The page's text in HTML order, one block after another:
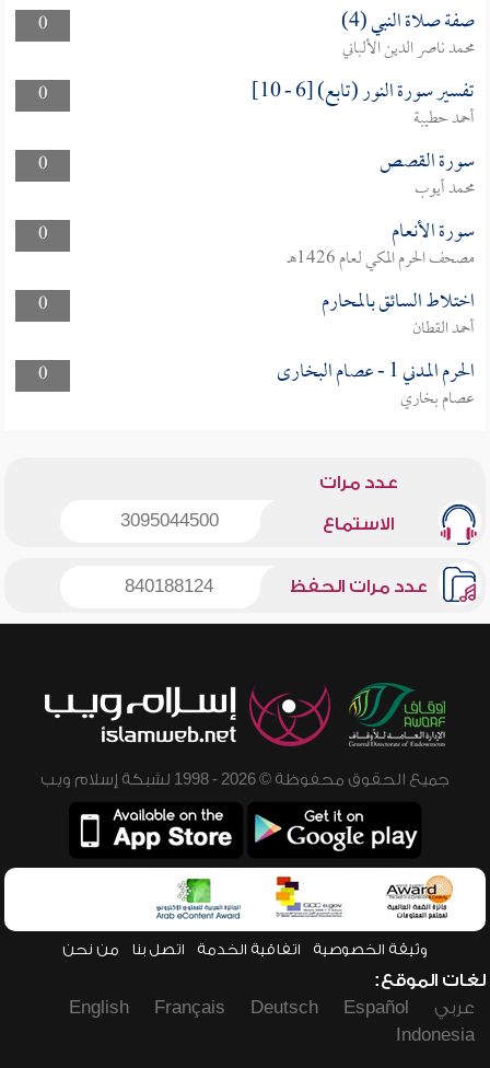
0 صفة صلاة النبي (4)
محمد ناصر الدين الألباني
0
تفسير سورة النور (تابع) [6 - 10]
أحمد حطيبة
0
سورة القصص
محمد أيوب
0
سورة الأنعام
مصحف الحرم المكي لعام 1426هـ
0
اختلاط السائق بالمحارم
أحمد القطان
0
الحرم المدني 1 - عصام البخارى
عصام بخاري
عدد مرات
الاستماع 3095044500
عدد مرات الحفظ 840188124
جميع الحقوق محفوظة © 2026 - 1998 لشبكة إسلام ويب
وثيقة الخصوصية اتفاقية الخدمة اتصل بنا من نحن
لغات الموقع:
عربي
Español
Deutsch
Français
English
Indonesia